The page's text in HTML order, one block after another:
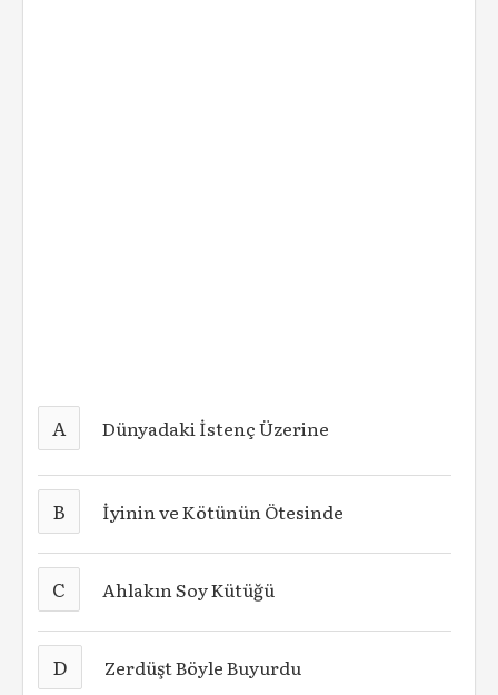
A Dünyadaki İstenç Üzerine
B İyinin ve Kötünün Ötesinde
C Ahlakın Soy Kütüğü
D Zerdüşt Böyle Buyurdu